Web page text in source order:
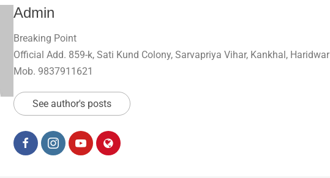
Admin
Breaking Point
Official Add. 859-k, Sati Kund Colony, Sarvapriya Vihar, Kankhal, Haridwar
Mob. 9837911621
See author's posts